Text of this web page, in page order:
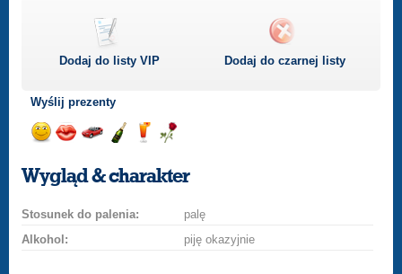
Dodaj do listyVIP Dodaj do czarnej listy
Wyślij prezenty
uśmiech
buziakasamochodem
szampana
drinka
różę
Wygląd & charakter
Stosunek do palenia:
palę
Alkohol:
piję okazyjnie